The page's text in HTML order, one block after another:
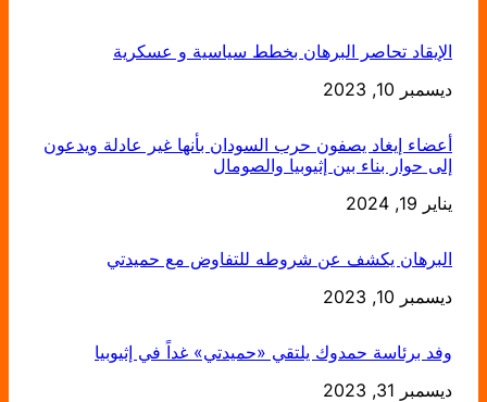
الإيقاد تحاصر البرهان بخطط سياسية و عسكرية
التاريخ
ديسمبر 10, 2023
أعضاء إيغاد يصفون حرب السودان بأنها غير عادلة ويدعون
إلى حوار بناء بين إثيوبيا والصومال
التاريخ
يناير 19, 2024
البرهان يكشف عن شروطه للتفاوض مع حميدتي
التاريخ
ديسمبر 10, 2023
وفد برئاسة حمدوك يلتقي «حميدتي» غداً في إثيوبيا
التاريخ
ديسمبر 31, 2023